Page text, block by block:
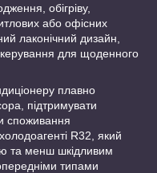
обігріву,
або офісних
лаконічний дизайн,
для щоденного
плавно
підтримувати
споживання
R32, який
та менш шкідливим
типами